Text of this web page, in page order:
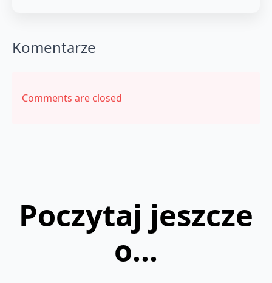
Komentarze
Comments are closed
Poczytaj jeszcze
o...